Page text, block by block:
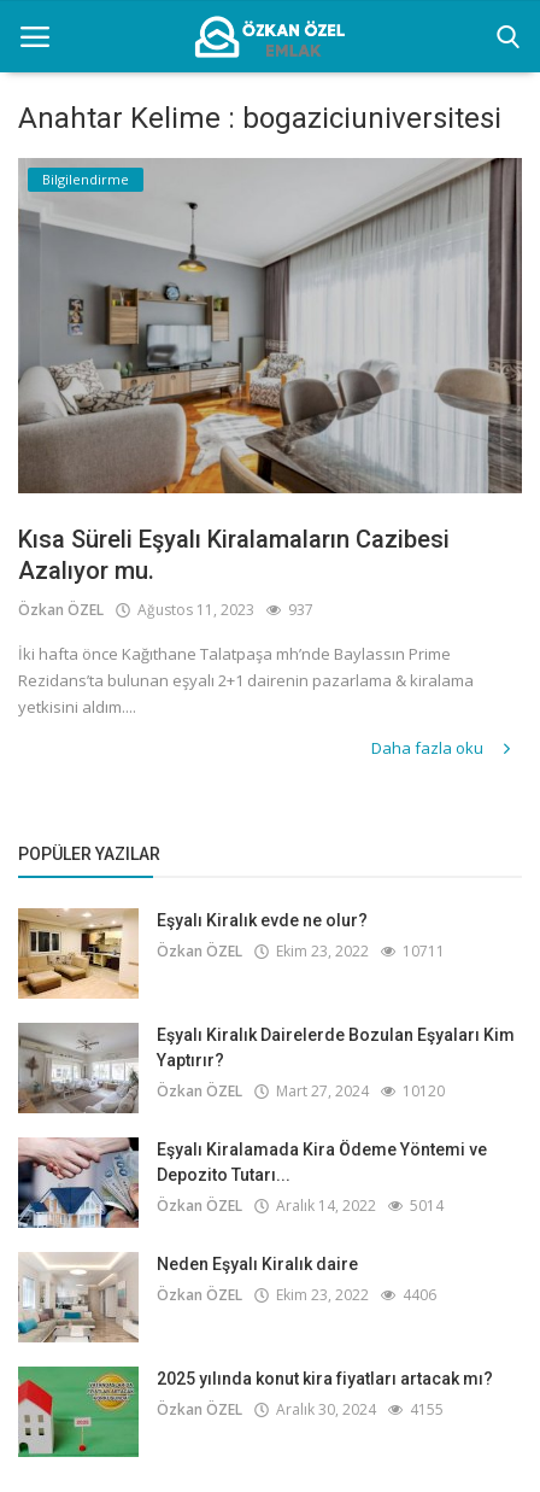
Anasayfa
Bilgilendirme
İstanbul Eşyalı Kiralık Yerler
Türkçe
Anahtar Kelime : bogaziciuniversitesi
Bilgilendirme
Kısa Süreli Eşyalı Kiralamaların Cazibesi
Azalıyor mu.
Özkan ÖZEL Ağustos 11, 2023 937
İki hafta önce Kağıthane Talatpaşa mh’nde Baylassın Prime
Rezidans’ta bulunan eşyalı 2+1 dairenin pazarlama & kiralama
yetkisini aldım....
Daha fazla oku
POPÜLER YAZILAR
Eşyalı Kiralık evde ne olur?
Özkan ÖZEL Ekim 23, 2022 10711
Eşyalı Kiralık Dairelerde Bozulan Eşyaları Kim
Yaptırır?
Özkan ÖZEL Mart 27, 2024 10120
Eşyalı Kiralamada Kira Ödeme Yöntemi ve
Depozito Tutarı...
Özkan ÖZEL Aralık 14, 2022 5014
Neden Eşyalı Kiralık daire
Özkan ÖZEL Ekim 23, 2022 4406
2025 yılında konut kira fiyatları artacak mı?
Özkan ÖZEL Aralık 30, 2024 4155